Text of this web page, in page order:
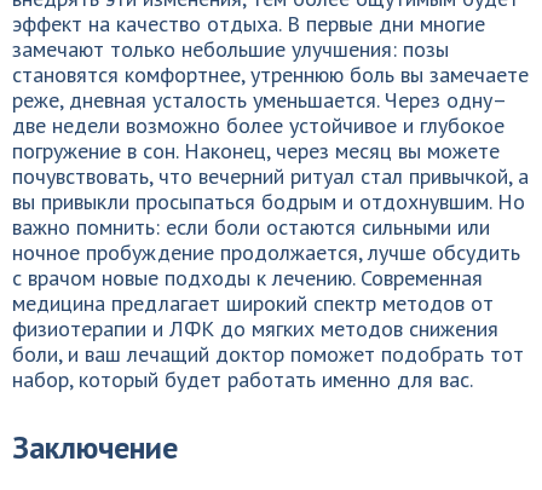
эффект на качество отдыха. В первые дни многие
замечают только небольшие улучшения: позы
становятся комфортнее, утреннюю боль вы замечаете
реже, дневная усталость уменьшается. Через одну–
две недели возможно более устойчивое и глубокое
погружение в сон. Наконец, через месяц вы можете
почувствовать, что вечерний ритуал стал привычкой, а
вы привыкли просыпаться бодрым и отдохнувшим. Но
важно помнить: если боли остаются сильными или
ночное пробуждение продолжается, лучше обсудить
с врачом новые подходы к лечению. Современная
медицина предлагает широкий спектр методов от
физиотерапии и ЛФК до мягких методов снижения
боли, и ваш лечащий доктор поможет подобрать тот
набор, который будет работать именно для вас.
Заключение